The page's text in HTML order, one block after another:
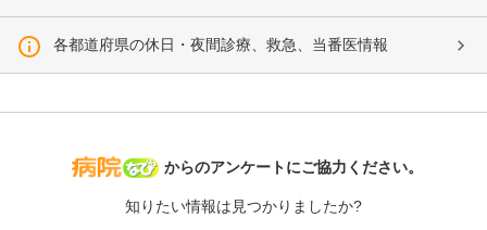
各都道府県の休日・夜間診療、救急、当番医情報
病院なび
からのアンケートにご協力ください。
知りたい情報は見つかりましたか?